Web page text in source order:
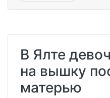
В Ялте
на вышку
матерью